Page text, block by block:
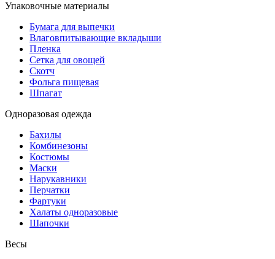
Упаковочные материалы
Бумага для выпечки
Влаговпитывающие вкладыши
Пленка
Сетка для овощей
Скотч
Фольга пищевая
Шпагат
Одноразовая одежда
Бахилы
Комбинезоны
Костюмы
Маски
Нарукавники
Перчатки
Фартуки
Халаты одноразовые
Шапочки
Весы